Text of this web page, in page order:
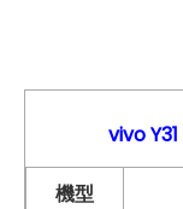
vivo Y31
機型